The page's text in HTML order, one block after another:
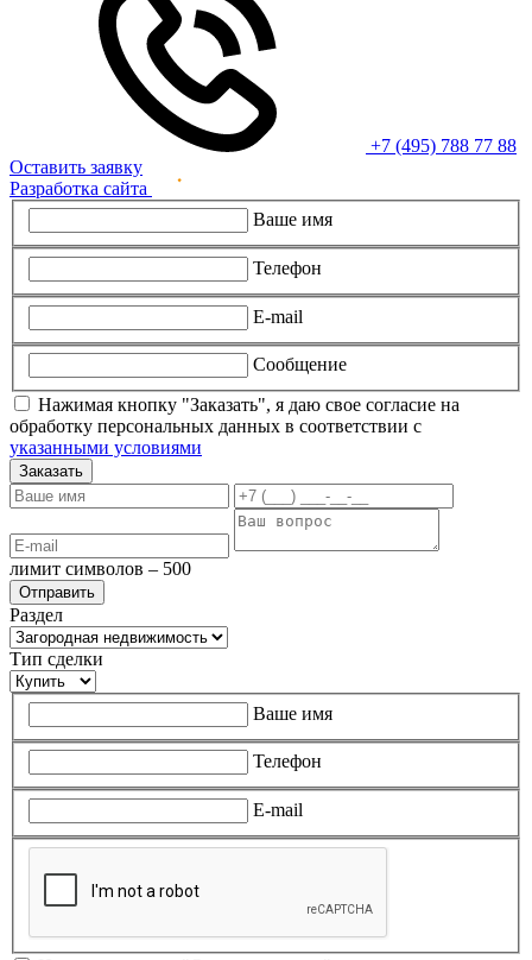
+7 (495) 788 77 88
Оставить заявку
Разработка сайта
Ваше имя
Телефон
E-mail
Сообщение
Нажимая кнопку "Заказать", я даю свое согласие на
обработку персональных данных в соответствии с
указанными условиями
Заказать
лимит символов – 500
Раздел
Тип сделки
Ваше имя
Телефон
E-mail